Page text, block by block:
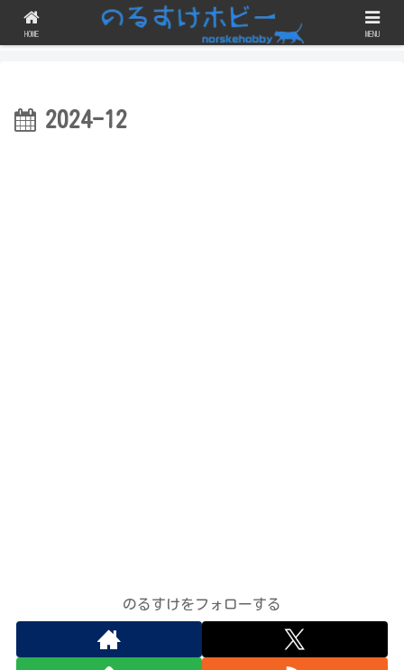
ガンプラのスジボリや改修・改造にチェレンジしつつ、完成品を晒すブログで
す！
2024-12
のるすけをフォローする
HOME MENU